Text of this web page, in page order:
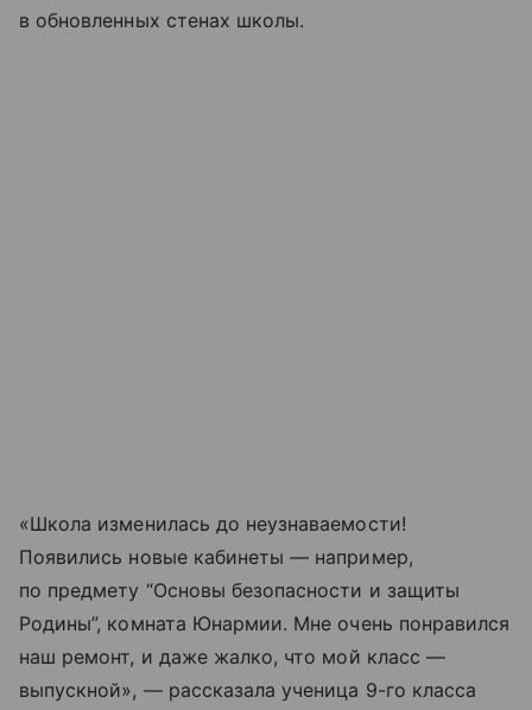
в обновленных стенах школы.
«Школа изменилась до неузнаваемости!
Появились новые кабинеты — например,
по предмету “Основы безопасности и защиты
Родины”, комната Юнармии. Мне очень понравился
наш ремонт, и даже жалко, что мой класс —
выпускной», — рассказала ученица 9-го класса